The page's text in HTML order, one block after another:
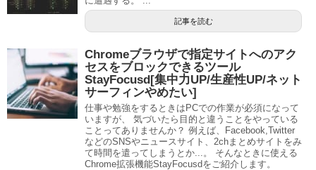
記事を読む
Chromeブラウザで指定サイトへのアク
セスをブロックできるツール
StayFocusd[集中力UP/生産性UP/ネット
サーフィンやめたい]
仕事や勉強をするときはPCでの作業が必須になって
いますが、 気づいたら目的と違うことをやっている
ことってありませんか？ 例えば、Facebook,Twitter
などのSNSやニュースサイト、2chまとめサイトをみ
て時間を遣ってしまうとか...。 そんなときに使える
Chrome拡張機能StayFocusdをご紹介します。